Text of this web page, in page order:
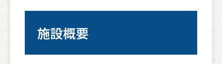
施設概要